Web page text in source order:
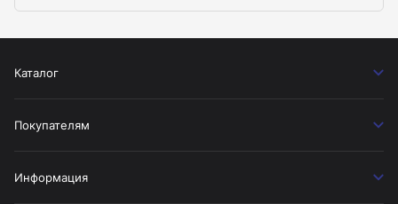
Каталог
Покупателям
Информация